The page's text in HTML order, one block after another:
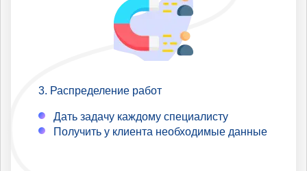
Распределение работ
Дать задачу каждому специалисту
Получить у клиента необходимые данные